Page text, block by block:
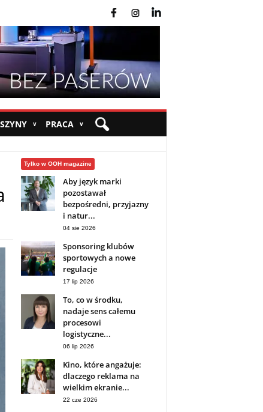
∨ PRACA ∨
Tylko w OOH magazine
Aby język marki
pozostawał
bezpośredni, przyjazny
i natur...
04 sie 2026
Sponsoring klubów
sportowych a nowe
regulacje
17 lip 2026
To, co w środku,
nadaje sens całemu
procesowi
logistyczne...
06 lip 2026
Kino, które angażuje:
dlaczego reklama na
wielkim ekranie...
22 cze 2026